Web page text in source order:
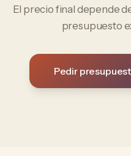
El precio final depende
presupuesto
Pedir